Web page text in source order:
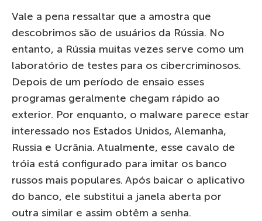
Vale a pena ressaltar que a amostra que
descobrimos são de usuários da Rússia. No
entanto, a Rússia muitas vezes serve como um
laboratório de testes para os cibercriminosos.
Depois de um período de ensaio esses
programas geralmente chegam rápido ao
exterior. Por enquanto, o malware parece estar
interessado nos Estados Unidos, Alemanha,
Russia e Ucrânia. Atualmente, esse cavalo de
tróia está configurado para imitar os banco
russos mais populares. Após baicar o aplicativo
do banco, ele substitui a janela aberta por
outra similar e assim obtêm a senha.